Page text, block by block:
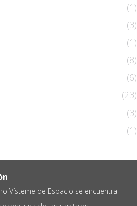
(1)
(3)
(1)
(8)
(6)
(23)
(3)
(1)
Vísteme de Espacio se encuentra